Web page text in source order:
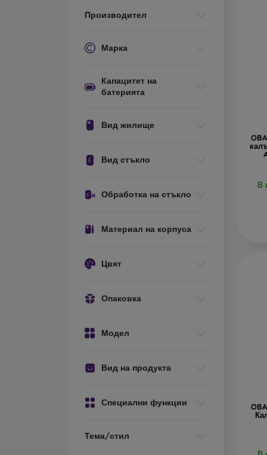
Производител
Марка
Капацитет на
батерията
Вид жилище
Вид стъкло
Обработка на стъкло
Материал на корпуса
Цвят
Опаковка
Модел
Вид на продукта
Специални функции
Тема/стил
От
В
В